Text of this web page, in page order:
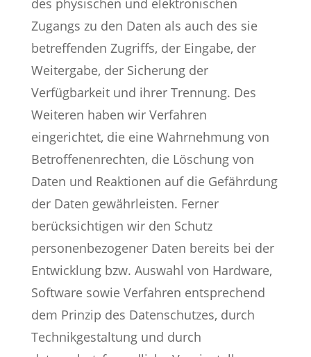
des physischen und elektronischen
Zugangs zu den Daten als auch des sie
betreffenden Zugriffs, der Eingabe, der
Weitergabe, der Sicherung der
Verfügbarkeit und ihrer Trennung. Des
Weiteren haben wir Verfahren
eingerichtet, die eine Wahrnehmung von
Betroffenenrechten, die Löschung von
Daten und Reaktionen auf die Gefährdung
der Daten gewährleisten. Ferner
berücksichtigen wir den Schutz
personenbezogener Daten bereits bei der
Entwicklung bzw. Auswahl von Hardware,
Software sowie Verfahren entsprechend
dem Prinzip des Datenschutzes, durch
Technikgestaltung und durch